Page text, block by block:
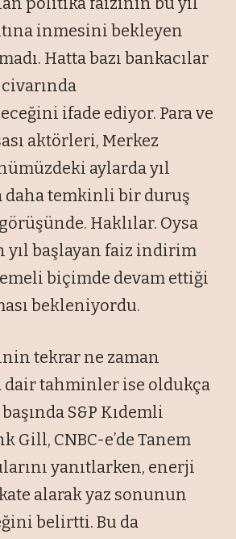
inmesini bekleyen
Hatta bazı bankacılar
civarında
ifade ediyor. Para ve
aktörleri, Merkez
aylarda yıl
daha temkinli bir duruş
Haklılar. Oysa
yıl başlayan faiz indirim
biçimde devam ettiği
bekleniyordu.
tekrar ne zaman
dair tahminler ise oldukça
S&P Kıdemli
Gill, CNBC-e’de Tanem
yanıtlarken, enerji
alarak yaz sonunun
belirtti. Bu da